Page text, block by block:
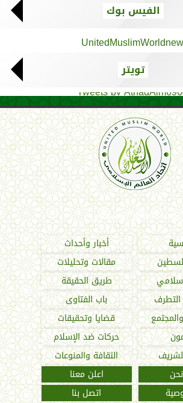
الفيس بوك
تويتر
Tweets by
اتحاد العالم الإسلامي
أخبار وأحداث
مقالات وتحليلات
طريق الحقيقة
باب الفتاوى
قضايا وتحقيقات
حركات ضد الإسلام
الثقافة والمنوعات
اعلن معنا
اتصل بنا